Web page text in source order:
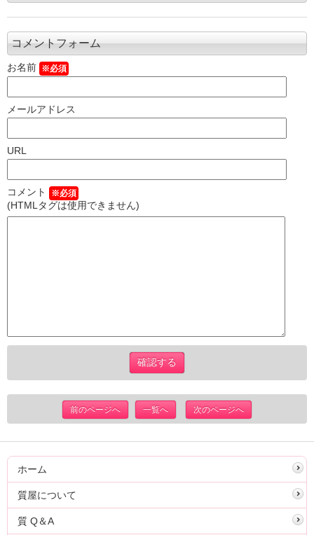
コメントフォーム
お名前 ※必須
メールアドレス
URL
コメント ※必須
(HTMLタグは使用できません)
前のページへ 一覧へ 次のページへ
ホーム
質屋について
質 Q＆A